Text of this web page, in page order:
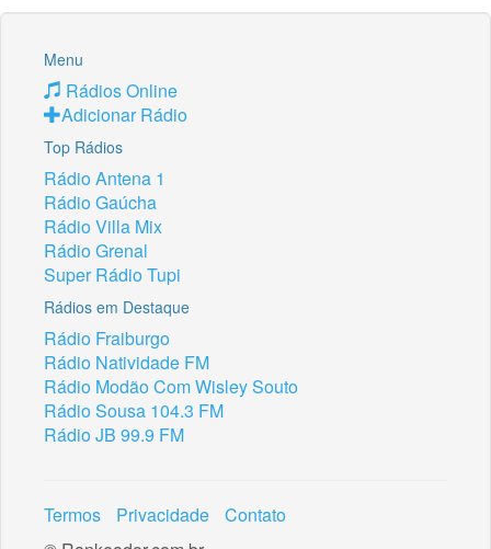
Menu
Rádios Online
Adicionar Rádio
Top Rádios
Rádio Antena 1
Rádio Gaúcha
Rádio Villa Mix
Rádio Grenal
Super Rádio Tupi
Rádios em Destaque
Rádio Fraiburgo
Rádio Natividade FM
Rádio Modão Com Wisley Souto
Rádio Sousa 104.3 FM
Rádio JB 99.9 FM
Termos Privacidade
Contato